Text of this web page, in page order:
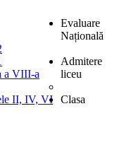
Evaluare
Națională
a VIII-a
II, IV, VI
Admitere
liceu
Clasa